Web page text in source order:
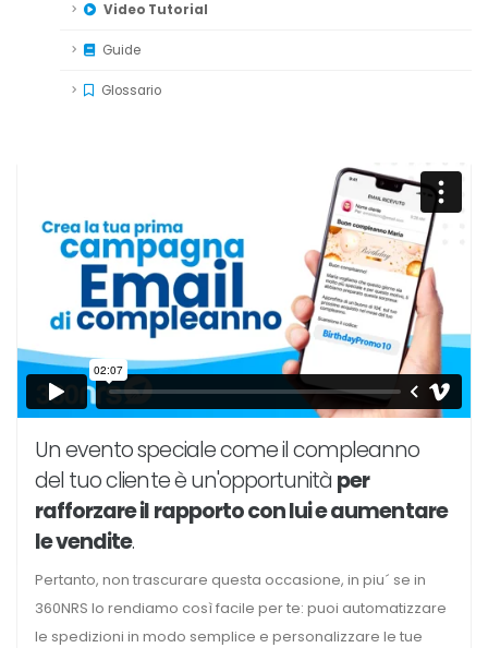
Video Tutorial
Guide
Glossario
Un evento speciale come il compleanno
del tuo cliente è un'opportunità per
rafforzare il rapporto con lui e aumentare
le vendite.
Pertanto, non trascurare questa occasione, in piu´ se in
360NRS lo rendiamo così facile per te: puoi automatizzare
le spedizioni in modo semplice e personalizzare le tue